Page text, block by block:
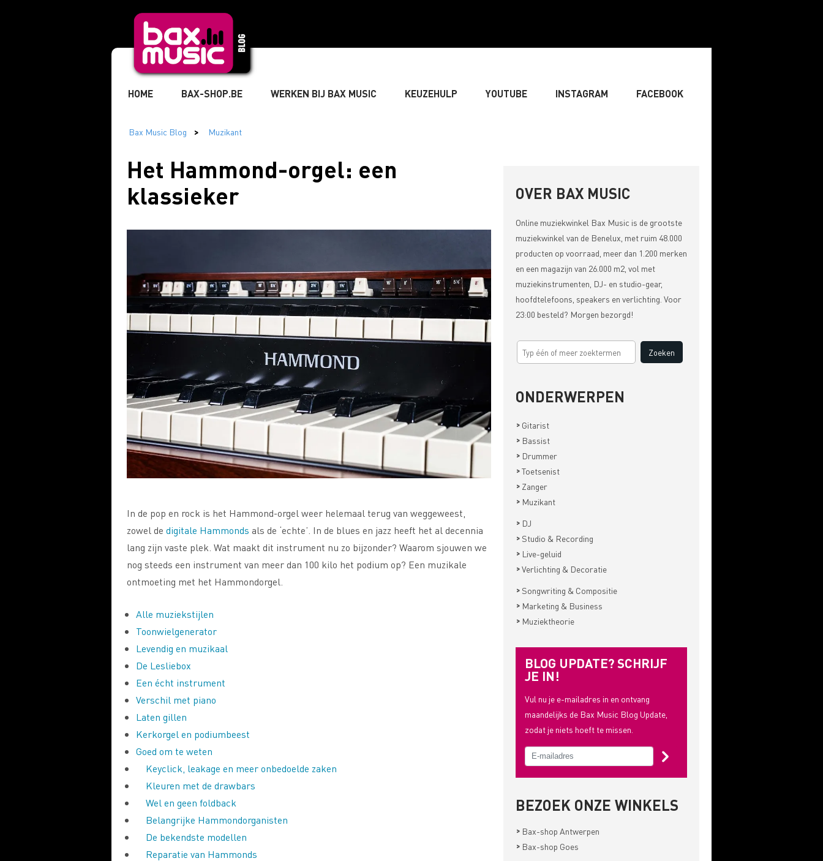
HOME BAX-SHOP.BE WERKEN BIJ BAX MUSIC KEUZEHULP YOUTUBE INSTAGRAM FACEBOOK
» STUDIO & RECORDING » SONGWRITING & COMPOSITIE
Het Hammond-orgel: een
klassieker
In de pop en rock is het Hammond-orgel weer helemaal terug van weggeweest,
zowel de digitale Hammonds als de ‘echte’. In de blues en jazz heeft het al decennia
lang zijn vaste plek. Wat maakt dit instrument nu zo bijzonder? Waarom sjouwen we
nog steeds een instrument van meer dan 100 kilo het podium op? Een muzikale
ontmoeting met het Hammondorgel.
Alle muziekstijlen
Toonwielgenerator
Levendig en muzikaal
De Lesliebox
Een écht instrument
Verschil met piano
Laten gillen
Kerkorgel en podiumbeest
Goed om te weten
Keyclick, leakage en meer onbedoelde zaken
Kleuren met de drawbars
Wel en geen foldback
Belangrijke Hammondorganisten
De bekendste modellen
Reparatie van Hammonds
OVER BAX MUSIC
Online muziekwinkel Bax Music is de grootste
muziekwinkel van de Benelux, met ruim 48.000
producten op voorraad, meer dan 1.200 merken
en een magazijn van 26.000 m2, vol met
muziekinstrumenten, DJ- en studio-gear,
hoofdtelefoons, speakers en verlichting. Voor
23:00 besteld? Morgen bezorgd!
ONDERWERPEN
> Gitarist
> Bassist
> Drummer
>Toetsenist
> Zanger
> Muzikant
> DJ
> Studio & Recording
> Live-geluid
>Verlichting & Decoratie
> Songwriting & Compositie
> Marketing & Business
> Muziektheorie
BLOG UPDATE? SCHRIJF
JE IN!
Vul nu je e-mailadres in en ontvang
maandelijks de Bax Music Blog Update,
zodat je niets hoeft te missen.
BEZOEK ONZE WINKELS
> Bax-shop Antwerpen
> Bax-shop Goes